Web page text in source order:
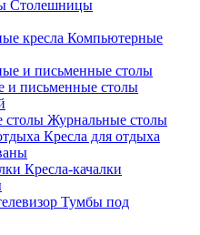
Столешницы
Компьютерные
и письменные столы
Журнальные столы
Кресла для отдыха
Кресла-качалки
Тумбы под